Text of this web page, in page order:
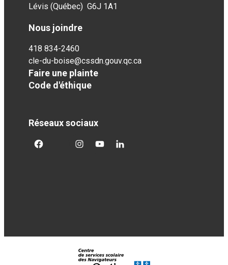
Lévis (Québec) G6J 1A1
Nous joindre
418 834-2460
cle-du-boise@cssdn.gouv.qc.ca
Faire une plainte
Code d'éthique
Réseaux sociaux
facebooktwittergoogleplus
googleplusgoogleplus